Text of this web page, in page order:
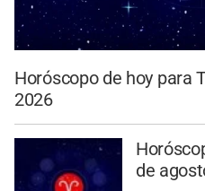
Horóscopo de hoy para
2026
de